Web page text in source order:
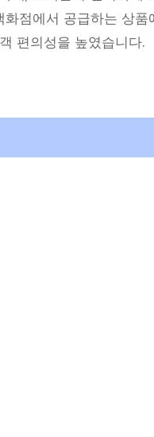
점에서 공급하는 상
편의성을 높였습니다.